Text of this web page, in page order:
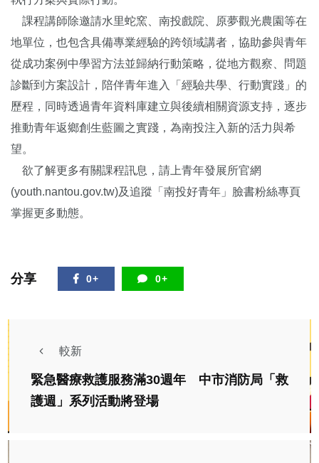
課程講師除邀請水里蛇窯、南投戲院、原夢觀光農園等在
地單位，也包含具備專業經驗的跨領域講者，協助參與青年
從成功案例中學習方法並歸納行動策略，從地方觀察、問題
診斷到方案設計，陪伴青年進入「經驗共學、行動實踐」的
歷程，同時透過青年資料庫建立與後續相關資源支持，逐步
推動青年返鄉創生藍圖之實踐，為南投注入新的活力與希
望。
欲了解更多有關課程訊息，請上青年發展所官網
(youth.nantou.gov.tw)及追蹤「南投好青年」臉書粉絲專頁
掌握更多動態。
分享 0+ 0+
較新
緊急醫療救護服務滿30週年 中市消防局「救
護週」系列活動將登場